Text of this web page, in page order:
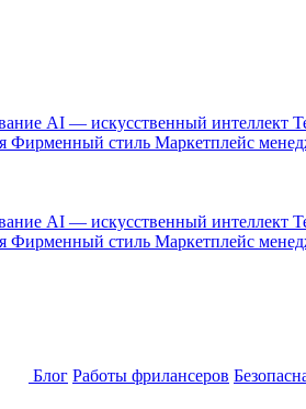
AI — искусственный интеллект
Фирменный стиль Маркетплейс
AI — искусственный интеллект
Фирменный стиль Маркетплейс
Блог Работы фрилансеров